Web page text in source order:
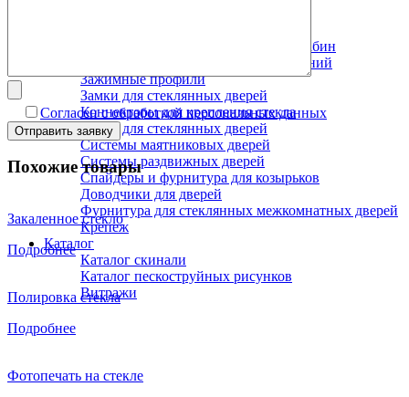
Фурнитура для душевых комнат и кабин
Фурнитура для стеклянных ограждений
Зажимные профили
Замки для стеклянных дверей
Коннекторы для крепления стекла
Ручки для стеклянных дверей
Системы маятниковых дверей
Системы раздвижных дверей
Спайдеры и фурнитура для козырьков
Доводчики для дверей
Фурнитура для стеклянных межкомнатных дверей
Крепеж
Каталог
Каталог скинали
Каталог пескоструйных рисунков
Витражи
Согласен с обработкой персональных данных
Похожие товары
Закаленное стекло
Подробнее
Полировка стекла
Подробнее
Фотопечать на стекле